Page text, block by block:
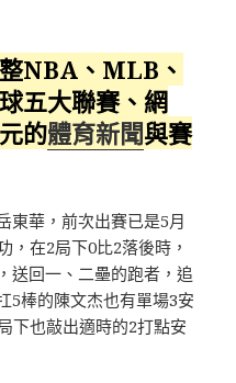
NBA、MLB、
五大聯賽、網
的體育新聞與賽
東華，前次出賽已是5月
，在2局下0比2落後時，
送回一、二壘的跑者，追
5棒的陳文杰也有單場3安
下也敲出適時的2打點安